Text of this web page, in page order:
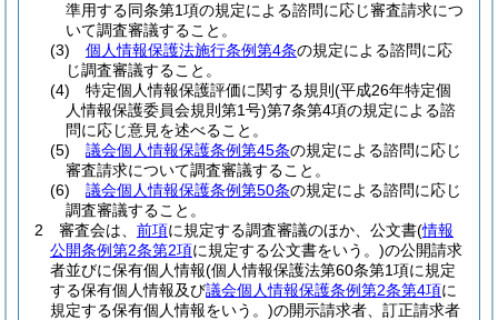
準用する同条第1項の規定による諮問に応じ審査請求につ
いて調査審議すること。
(3)
個人情報保護法施行条例第4条の規定による諮問に応
じ調査審議すること。
(4)
特定個人情報保護評価に関する規則 (平成26年特定個
人情報保護委員会規則第1号)第7条第4項の規定による諮
問に応じ意見を述べること。
(5)
議会個人情報保護条例第45条の規定による諮問に応じ
審査請求について調査審議すること。
(6)
議会個人情報保護条例第50条の規定による諮問に応じ
調査審議すること。
2
審査会は、 前項に規定する調査審議のほか、公文書(情報
公開条例第2条第2項に規定する公文書をいう。)の公開請求
者並びに保有個人情報(個人情報保護法第60条第1項に規定
する保有個人情報及び議会個人情報保護条例第2条第4項に
規定する保有個人情報をいう。)の開示請求者、訂正請求者